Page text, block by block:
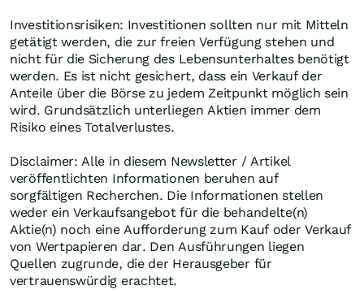
Investitionsrisiken: Investitionen sollten nur mit Mitteln
getätigt werden, die zur freien Verfügung stehen und
nicht für die Sicherung des Lebensunterhaltes benötigt
werden. Es ist nicht gesichert, dass ein Verkauf der
Anteile über die Börse zu jedem Zeitpunkt möglich sein
wird. Grundsätzlich unterliegen Aktien immer dem
Risiko eines Totalverlustes.
Disclaimer: Alle in diesem Newsletter / Artikel
veröffentlichten Informationen beruhen auf
sorgfältigen Recherchen. Die Informationen stellen
weder ein Verkaufsangebot für die behandelte(n)
Aktie(n) noch eine Aufforderung zum Kauf oder Verkauf
von Wertpapieren dar. Den Ausführungen liegen
Quellen zugrunde, die der Herausgeber für
vertrauenswürdig erachtet.